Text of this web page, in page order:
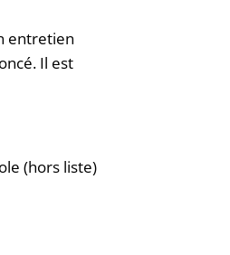
entretien
Il est
(hors liste)